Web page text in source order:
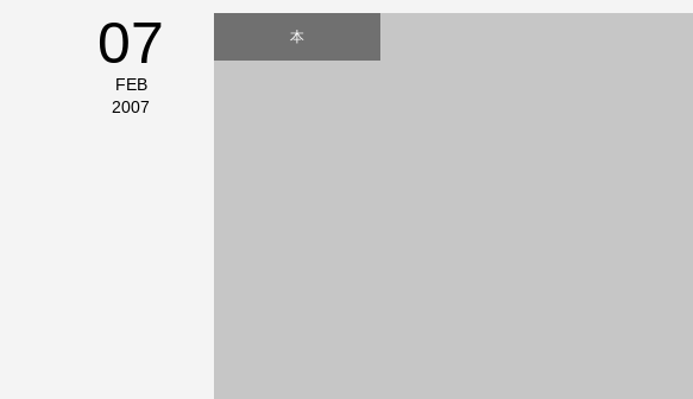
07
FEB
2007
本